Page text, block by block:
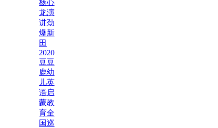
杨心
龙演
讲劲
爆新
田
2020
豆豆
鹿幼
儿英
语启
蒙教
育全
国巡